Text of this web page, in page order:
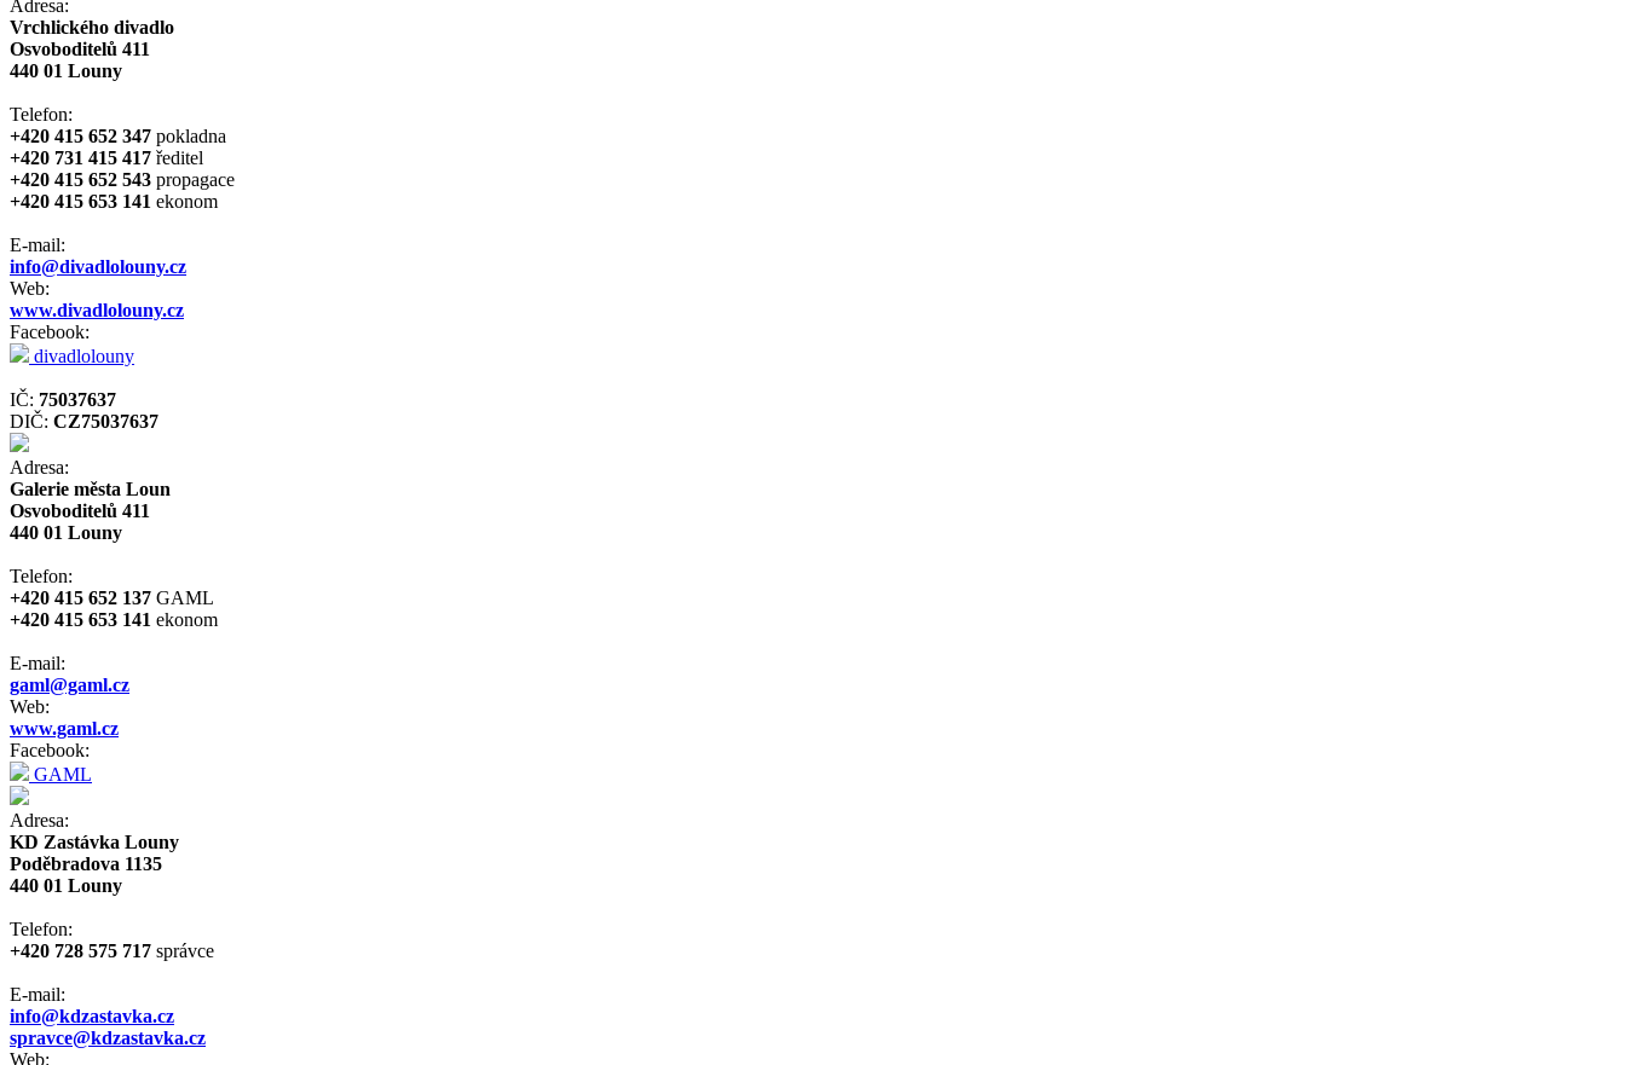
Adresa:
Vrchlického divadlo
Osvoboditelů 411
440 01 Louny
Telefon:
+420 415 652 347 pokladna
+420 731 415 417 ředitel
+420 415 652 543 propagace
+420 415 653 141 ekonom
E-mail:
info@divadlolouny.cz
Web:
www.divadlolouny.cz
Facebook:
divadlolouny
IČ: 75037637
DIČ: CZ75037637
Adresa:
Galerie města Loun
Osvoboditelů 411
440 01 Louny
Telefon:
+420 415 652 137 GAML
+420 415 653 141 ekonom
E-mail:
gaml@gaml.cz
Web:
www.gaml.cz
Facebook:
GAML
Adresa:
KD Zastávka Louny
Poděbradova 1135
440 01 Louny
Telefon:
+420 728 575 717 správce
E-mail:
info@kdzastavka.cz
spravce@kdzastavka.cz
Web: